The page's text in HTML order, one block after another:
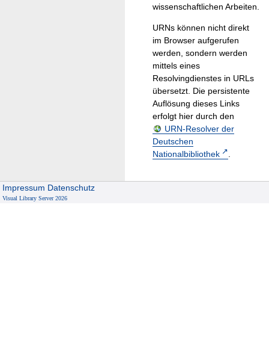
wissenschaftlichen Arbeiten.
URNs können nicht direkt
im Browser aufgerufen
werden, sondern werden
mittels eines
Resolvingdienstes in URLs
übersetzt. Die persistente
Auflösung dieses Links
erfolgt hier durch den
URN-Resolver der
Deutschen
Nationalbibliothek
.
Impressum Datenschutz
Visual Library Server 2026